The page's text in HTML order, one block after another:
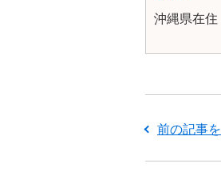
沖縄県在
前の記事